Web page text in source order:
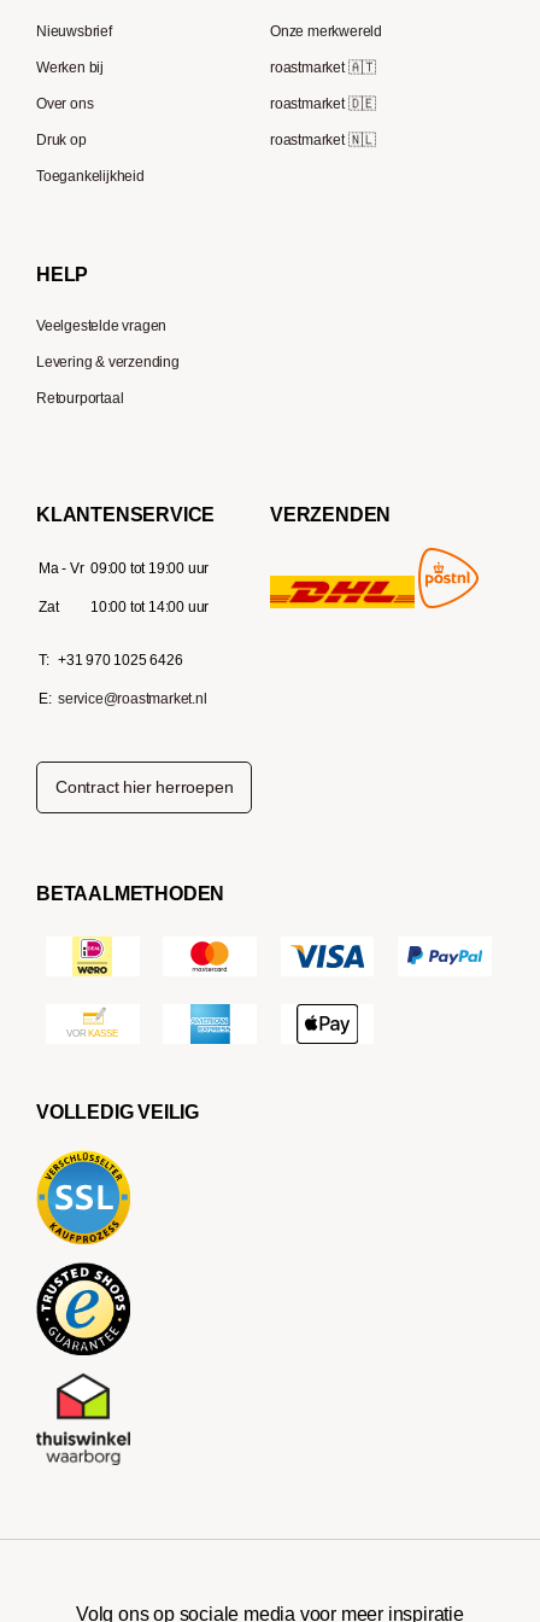
Lavazza
Berliner Kaffeerösterei
Speicherstadt Kaffee
Supremo
Moccamaster
Nieuwsbrief
Werken bij
Over ons
Druk op
Toegankelijkheid
Onze merkwereld
roastmarket 🇦🇹
roastmarket 🇩🇪
roastmarket 🇳🇱
HELP
Veelgestelde vragen
Levering & verzending
Retourportaal
KLANTENSERVICE
Ma - Vr 09:00 tot 19:00 uur
Zat 10:00 tot 14:00 uur
T: +31 970 1025 6426
E: service@roastmarket.nl
VERZENDEN
Contract hier herroepen
BETAALMETHODEN
VOLLEDIG VEILIG
Volg ons op sociale media voor meer inspiratie